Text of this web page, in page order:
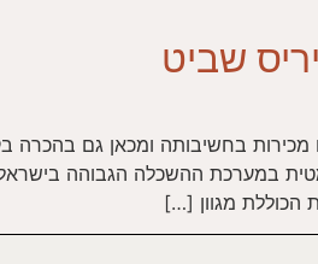
שביט
בחשיבותה ומכאן גם בהכרה
במערכת ההשכלה הגבוהה
הכוללת מגוון […]